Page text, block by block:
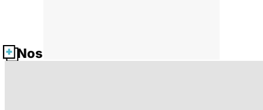
Nos fiches santé